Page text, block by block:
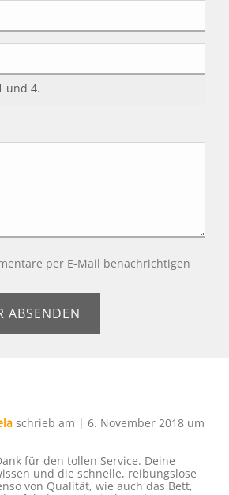
und 4.
per E-Mail benachrichtigen
schrieb am | 6. November 2018 um
für den tollen Service. Deine
und die schnelle, reibungslose
von Qualität, wie auch das Bett,